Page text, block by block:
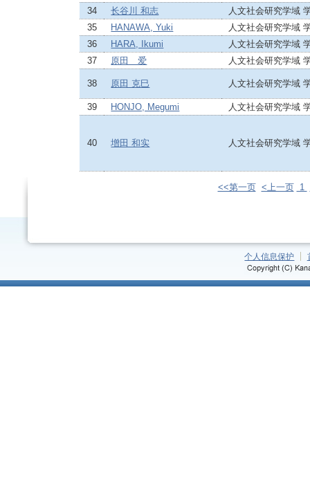
34
长谷川 和志
人文社会研究学域
35
HANAWA, Yuki
人文社会研究学域
36
HARA, Ikumi
人文社会研究学域
37
原田 爱 人文社会研究学域
38 原田 克巳 人文社会研究学域
39 HONJO, Megumi 人文社会研究学域
40 增田 和实 人文社会研究学域
<<第一页 <上一页 1
个人信息保护